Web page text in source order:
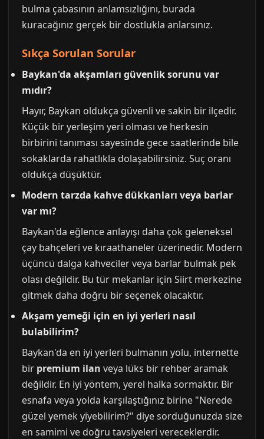
bulma çabasının anlamsızlığını, burada
kuracağınız gerçek bir dostlukla anlarsınız.
Sıkça Sorulan Sorular
Baykan'da akşamları güvenlik sorunu var
mıdır?
Hayır, Baykan oldukça güvenli ve sakin bir ilçedir.
Küçük bir yerleşim yeri olması ve herkesin
birbirini tanıması sayesinde gece saatlerinde bile
sokaklarda rahatlıkla dolaşabilirsiniz. Suç oranı
oldukça düşüktür.
Modern tarzda kahve dükkanları veya barlar
var mı?
Baykan'da eğlence anlayışı daha çok geleneksel
çay bahçeleri ve kıraathaneler üzerinedir. Modern
üçüncü dalga kahveciler veya barlar bulmak pek
olası değildir. Bu tür mekanlar için Siirt merkezine
gitmek daha doğru bir seçenek olacaktır.
Akşam yemeği için en iyi yerleri nasıl
bulabilirim?
Baykan'da en iyi yerleri bulmanın yolu, internette
bir premium ilan veya lüks bir rehber aramak
değildir. En iyi yöntem, yerel halka sormaktır. Bir
esnafa veya yolda karşılaştığınız birine "Nerede
güzel yemek yiyebilirim?" diye sorduğunuzda size
en samimi ve doğru tavsiyeleri vereceklerdir.